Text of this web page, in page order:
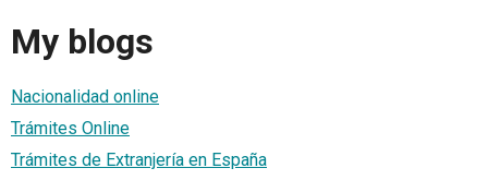
My blogs
Nacionalidad online
Trámites Online
Trámites de Extranjería en España